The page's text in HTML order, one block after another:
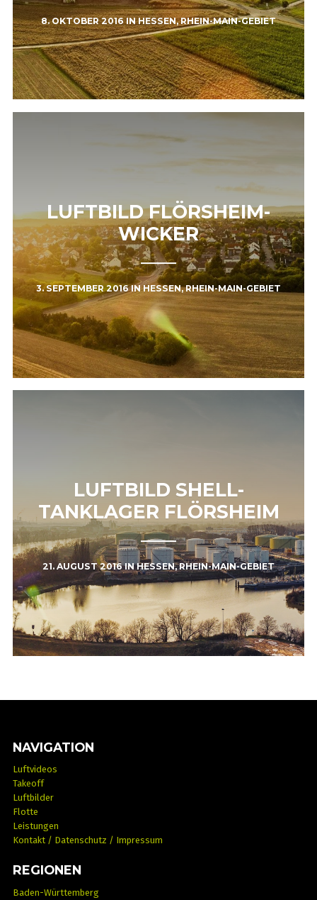
8. OKTOBER 2016INHESSEN,RHEIN-MAIN-GEBIET
LUFTBILD FLÖRSHEIM-
WICKER
3. SEPTEMBER 2016INHESSEN,RHEIN-MAIN-GEBIET
LUFTBILD SHELL-
TANKLAGER FLÖRSHEIM
21. AUGUST 2016INHESSEN,RHEIN-MAIN-GEBIET
NAVIGATION
Luftvideos
Takeoff
Luftbilder
Flotte
Leistungen
Kontakt / Datenschutz / Impressum
REGIONEN
Baden-Württemberg